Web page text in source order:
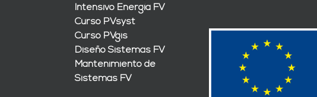
Intensivo Energía FV
Curso PVsyst
Curso PVgis
Diseño Sistemas FV
Mantenimiento de
Sistemas FV